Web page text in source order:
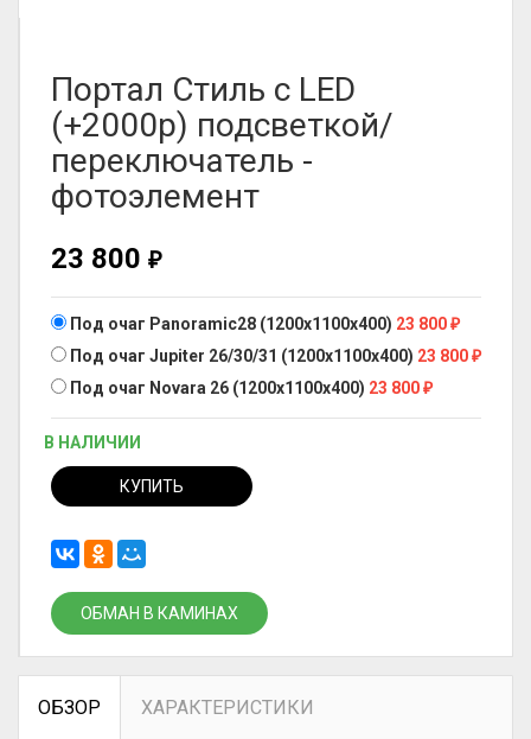
Портал Стиль с LED
(+2000р) подсветкой/
переключатель -
фотоэлемент
23 800 ₽
Под очаг Panoramic28 (1200х1100х400) 23 800₽
Под очаг Jupiter 26/30/31 (1200х1100х400) 23 800₽
Под очаг Novara 26 (1200х1100х400) 23 800₽
В НАЛИЧИИ
КУПИТЬ
ОБМАН В КАМИНАХ
ОБЗОР ХАРАКТЕРИСТИКИ